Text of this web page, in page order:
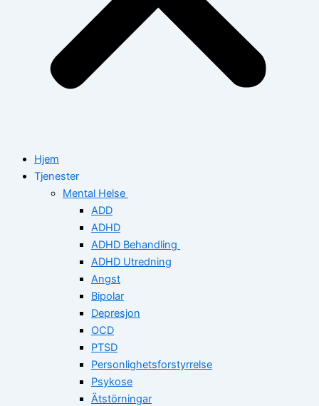
Hjem
Tjenester
Mental Helse
ADD
ADHD
ADHD Behandling
ADHD Utredning
Angst
Bipolar
Depresjon
OCD
PTSD
Personlighetsforstyrrelse
Psykose
Ätstörningar